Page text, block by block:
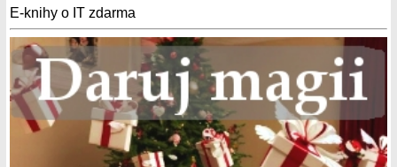
E-knihy o IT zdarma